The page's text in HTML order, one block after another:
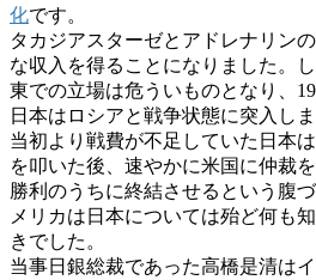
化です。
タカジアスターゼとアドレナリン
な収入を得ることになりました。
東での立場は危ういものとなり、
日本はロシアと戦争状態に突入し
当初より戦費が不足していた日本
を叩いた後、速やかに米国に仲裁
勝利のうちに終結させるという腹
メリカは日本については殆ど何も
きでした。
当事日銀総裁であった高橋是清は